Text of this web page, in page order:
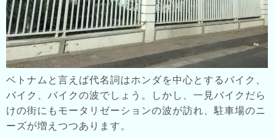
ベトナムと言えば代名詞はホンダを中心とするバイク、
バイク、バイクの波でしょう。しかし、一見バイクだら
けの街にもモータリゼーションの波が訪れ、駐車場のニ
ーズが増えつつあります。